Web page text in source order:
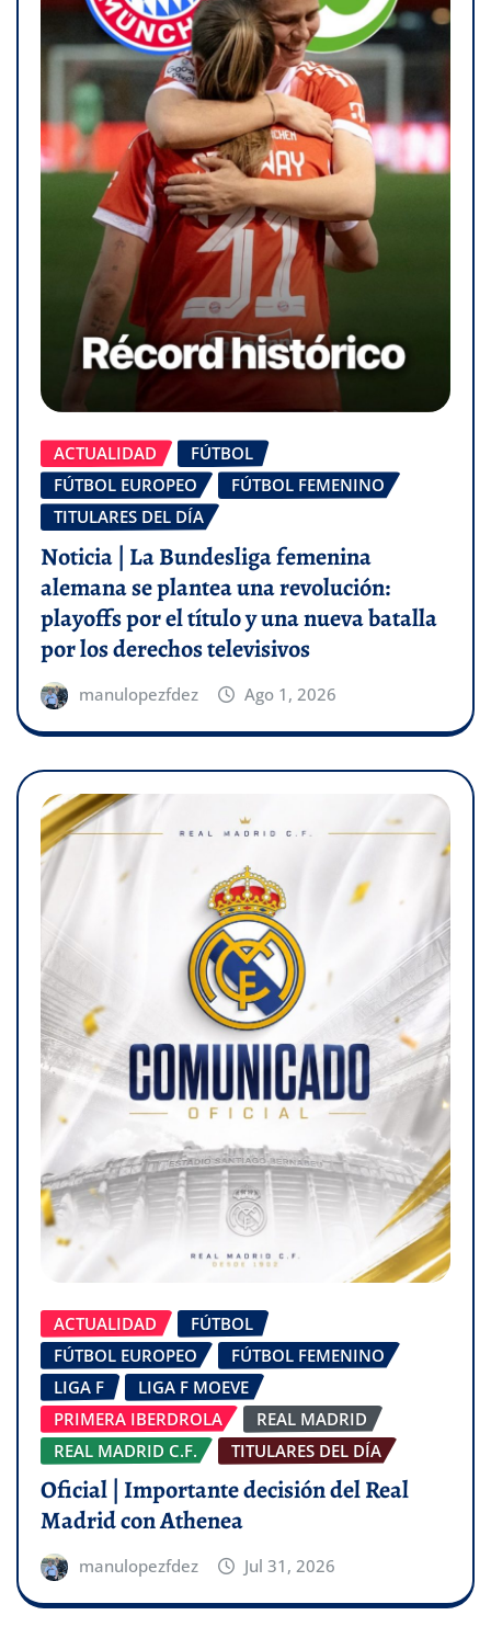
ACTUALIDAD
FÚTBOL
FÚTBOL EUROPEO
FÚTBOL FEMENINO
TITULARES DEL DÍA
Noticia | La Bundesliga femenina
alemana se plantea una revolución:
playoffs por el título y una nueva batalla
por los derechos televisivos
manulopezfdez Ago 1, 2026
ACTUALIDAD
FÚTBOL
FÚTBOL EUROPEO
FÚTBOL FEMENINO
LIGA F
LIGA F MOEVE
PRIMERA IBERDROLA
REAL MADRID
REAL MADRID C.F.
TITULARES DEL DÍA
Oficial | Importante decisión del Real
Madrid con Athenea
manulopezfdez Jul 31, 2026